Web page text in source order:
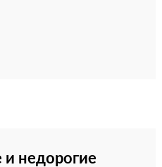
и недорогие